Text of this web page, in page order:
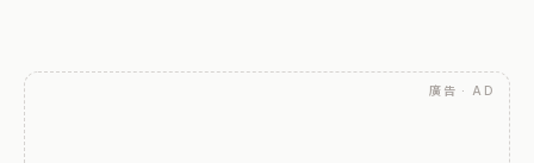
廣告 · AD